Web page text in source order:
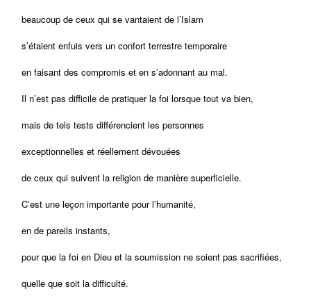
beaucoup de ceux qui se vantaient de l’Islam
s’étaient enfuis vers un confort terrestre temporaire
en faisant des compromis et en s’adonnant au mal.
Il n’est pas difficile de pratiquer la foi lorsque tout va bien,
mais de tels tests différencient les personnes
exceptionnelles et réellement dévouées
de ceux qui suivent la religion de manière superficielle.
C’est une leçon importante pour l’humanité,
en de pareils instants,
pour que la foi en Dieu et la soumission ne soient pas sacrifiées,
quelle que soit la difficulté.